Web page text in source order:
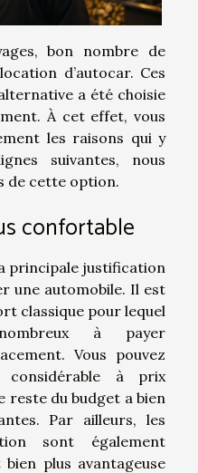
bon nombre de
d’autocar. Ces
a été choisie
À cet effet, vous
les raisons qui y
suivantes, nous
de cette option.
confortable
principale justification
une automobile. Il est
classique pour lequel
à payer
Vous pouvez
à prix
reste du budget a bien
Par ailleurs, les
sont également
plus avantageuse